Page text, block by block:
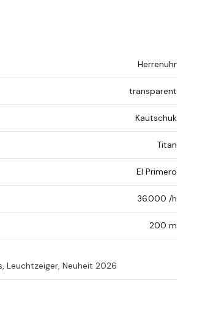
Herrenuhr
transparent
Kautschuk
Titan
El Primero
36.000 /h
200 m
Leuchtzeiger, Neuheit 2026